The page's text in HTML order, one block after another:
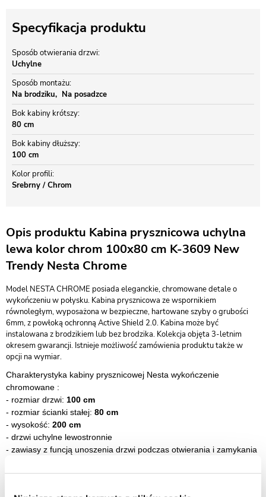
Specyfikacja produktu
Sposób otwierania drzwi
Uchylne
Sposób montażu
Na brodziku
Na posadzce
Bok kabiny krótszy
80 cm
Bok kabiny dłuższy
100 cm
Kolor profili
Srebrny / Chrom
Opis produktu Kabina prysznicowa uchylna
lewa kolor chrom 100x80 cm K-3609 New
Trendy Nesta Chrome
Model NESTA CHROME posiada eleganckie, chromowane detale o
wykończeniu w połysku. Kabina prysznicowa ze wspornikiem
równoległym, wyposażona w bezpieczne, hartowane szyby o grubości
6mm, z powłoką ochronną Active Shield 2.0. Kabina może być
instalowana z brodzikiem lub bez brodzika. Kolekcja objęta 3-letnim
okresem gwarancji. Istnieje możliwość zamówienia produktu także w
opcji na wymiar.
Charakterystyka kabiny prysznicowej Nesta wykończenie
chromowane :
- rozmiar drzwi: 100 cm
- rozmiar ścianki stałej: 80 cm
- wysokość: 200 cm
- drzwi uchylne lewostronnie
- zawiasy z funcją unoszenia drzwi podczas otwierania i zamykania
-szkło zabezpieczone powłoką Active Shield 2.0 (zapobiega